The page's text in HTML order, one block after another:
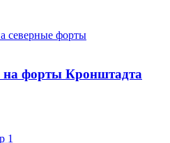
на форты Кронштадта